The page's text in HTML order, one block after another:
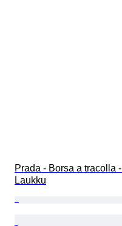
Prada - Borsa a tracolla -
Laukku